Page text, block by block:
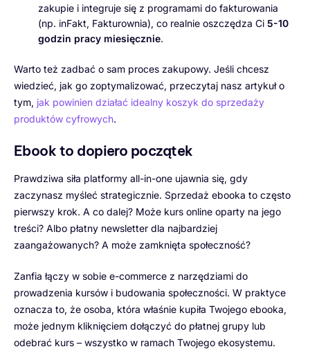
zakupie i integruje się z programami do fakturowania
(np. inFakt, Fakturownia), co realnie oszczędza Ci 5-10
godzin pracy miesięcznie.
Warto też zadbać o sam proces zakupowy. Jeśli chcesz
wiedzieć, jak go zoptymalizować, przeczytaj nasz artykuł o
tym, jak powinien działać idealny koszyk do sprzedaży
produktów cyfrowych.
Ebook to dopiero początek
Prawdziwa siła platformy all-in-one ujawnia się, gdy
zaczynasz myśleć strategicznie. Sprzedaż ebooka to często
pierwszy krok. A co dalej? Może kurs online oparty na jego
treści? Albo płatny newsletter dla najbardziej
zaangażowanych? A może zamknięta społeczność?
Zanfia łączy w sobie e-commerce z narzędziami do
prowadzenia kursów i budowania społeczności. W praktyce
oznacza to, że osoba, która właśnie kupiła Twojego ebooka,
może jednym kliknięciem dołączyć do płatnej grupy lub
odebrać kurs – wszystko w ramach Twojego ekosystemu.